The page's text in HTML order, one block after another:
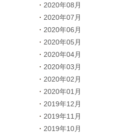
2020年08月
2020年07月
2020年06月
2020年05月
2020年04月
2020年03月
2020年02月
2020年01月
2019年12月
2019年11月
2019年10月